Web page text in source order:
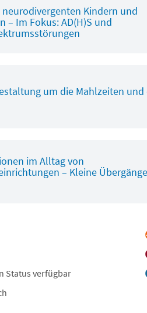
Kindern und
– Im Fokus: AD(H)S und
um die Mahlzeiten und
im Alltag von
– Kleine
Status verfügbar